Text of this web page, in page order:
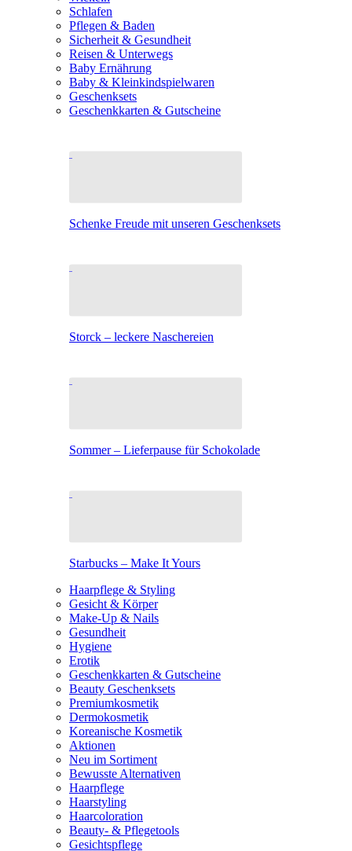
Schlafen
Pflegen & Baden
Sicherheit & Gesundheit
Reisen & Unterwegs
Baby Ernährung
Baby & Kleinkindspielwaren
Geschenksets
Geschenkkarten & Gutscheine
Schenke Freude mit unseren Geschenksets
Storck – leckere Naschereien
Sommer – Lieferpause für Schokolade
Starbucks – Make It Yours
Haarpflege & Styling
Gesicht & Körper
Make-Up & Nails
Gesundheit
Hygiene
Erotik
Geschenkkarten & Gutscheine
Beauty Geschenksets
Premiumkosmetik
Dermokosmetik
Koreanische Kosmetik
Aktionen
Neu im Sortiment
Bewusste Alternativen
Haarpflege
Haarstyling
Haarcoloration
Beauty- & Pflegetools
Gesichtspflege